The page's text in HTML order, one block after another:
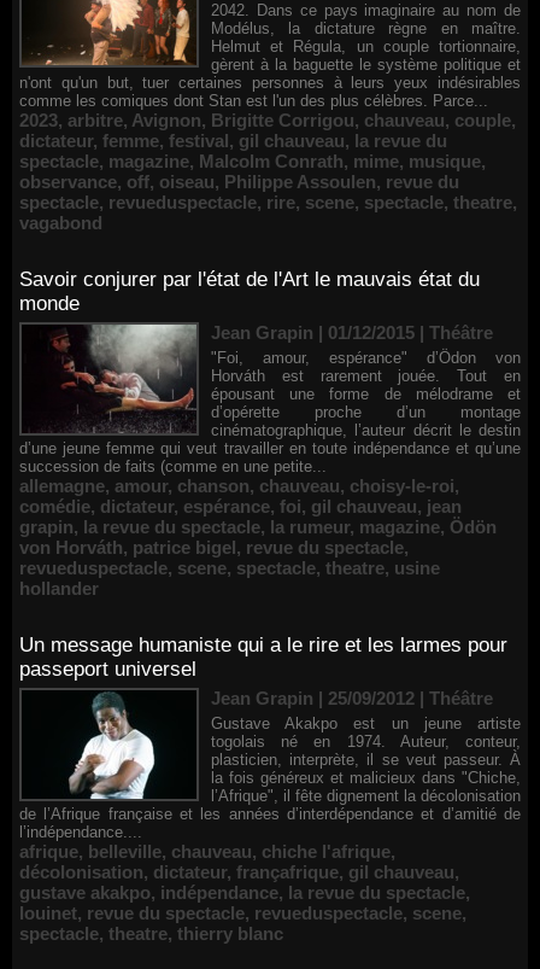
2042. Dans ce pays imaginaire au nom de
Modélus, la dictature règne en maître.
Helmut et Régula, un couple tortionnaire,
gèrent à la baguette le système politique et
n'ont qu'un but, tuer certaines personnes à leurs yeux indésirables
comme les comiques dont Stan est l'un des plus célèbres. Parce...
2023, arbitre, Avignon, Brigitte Corrigou, chauveau, couple,
dictateur, femme, festival, gil chauveau, la revue du
spectacle, magazine, Malcolm Conrath, mime, musique,
observance, off, oiseau, Philippe Assoulen, revue du
spectacle, revueduspectacle, rire, scene, spectacle, theatre,
vagabond
Savoir conjurer par l'état de l'Art le mauvais état du
monde
Jean Grapin | 01/12/2015 | Théâtre
"Foi, amour, espérance" d’Ödon von
Horváth est rarement jouée. Tout en
épousant une forme de mélodrame et
d’opérette proche d’un montage
cinématographique, l’auteur décrit le destin
d’une jeune femme qui veut travailler en toute indépendance et qu’une
succession de faits (comme en une petite...
allemagne, amour, chanson, chauveau, choisy-le-roi,
comédie, dictateur, espérance, foi, gil chauveau, jean
grapin, la revue du spectacle, la rumeur, magazine, Ödön
von Horváth, patrice bigel, revue du spectacle,
revueduspectacle, scene, spectacle, theatre, usine
hollander
Un message humaniste qui a le rire et les larmes pour
passeport universel
Jean Grapin | 25/09/2012 | Théâtre
Gustave Akakpo est un jeune artiste
togolais né en 1974. Auteur, conteur,
plasticien, interprète, il se veut passeur. À
la fois généreux et malicieux dans "Chiche,
l’Afrique", il fête dignement la décolonisation
de l’Afrique française et les années d’interdépendance et d’amitié de
l’indépendance....
afrique, belleville, chauveau, chiche l'afrique,
décolonisation, dictateur, françafrique, gil chauveau,
gustave akakpo, indépendance, la revue du spectacle,
louinet, revue du spectacle, revueduspectacle, scene,
spectacle, theatre, thierry blanc